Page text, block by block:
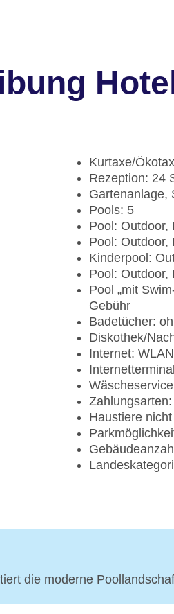
Kurtaxe/
Rezeption: 24
Gartenanlage,
Pools: 5
Pool: Outdoor,
Pool: Outdoor,
Kinderpool:
Pool: Outdoor,
Pool „mit
Gebühr
Badetücher:
Diskothek/
Internet:
Haustiere
die moderne